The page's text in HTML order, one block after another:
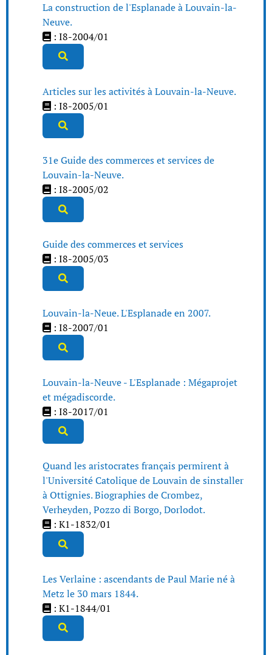
La construction de l'Esplanade à Louvain-la-
Neuve.
: I8-2004/01
Articles sur les activités à Louvain-la-Neuve.
: I8-2005/01
31e Guide des commerces et services de
Louvain-la-Neuve.
: I8-2005/02
Guide des commerces et services
: I8-2005/03
Louvain-la-Neue. L'Esplanade en 2007.
: I8-2007/01
Louvain-la-Neuve - L'Esplanade : Mégaprojet
et mégadiscorde.
: I8-2017/01
Quand les aristocrates français permirent à
l'Université Catolique de Louvain de sinstaller
à Ottignies. Biographies de Crombez,
Verheyden, Pozzo di Borgo, Dorlodot.
: K1-1832/01
Les Verlaine : ascendants de Paul Marie né à
Metz le 30 mars 1844.
: K1-1844/01